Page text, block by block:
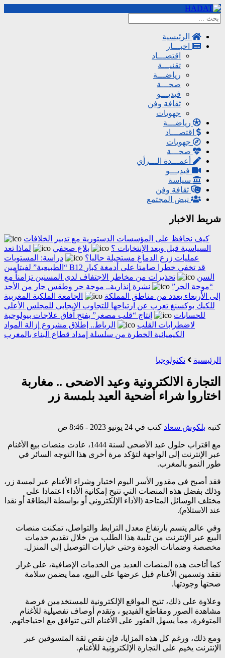
الرئيسية
اخبـــار
اقتصـــاد
تقنيـــة
رياضـــة
صحـــة
فيديـــو
ثقافة وفن
جهويات
رياضـــة
اقتصـــاد
جهويات
صحـــة
أعمـــدة الـــرأي
فيديـــو
سياسة
ثقافة وفن
نبض المجتمع
شريط الاخبار
كيف نحافظ على المؤسسات الدستورية مع تدبير الخلافات
السياسية قبل وبعد الإنتخابات ؟
بلاغ صحفي
لماذا تعد
عمليات زرع الدماغ مستحيلة حاليا؟
دراسة: المستويات
“الطبيعية” لفيتامين B12 قد تخفي خطرا صامتا على أدمغة كبار
السن
تحذيرات من مخاطر الاجتفاف لدى المسنين تزامناً مع
“موجة الحر”
نشرة إنذارية.. موجة حر وطقس حار من الأحد
إلى الأربعاء بعدد من مناطق المملكة
الجامعة الملكية المغربية
للكيك بوكسنغ تعرب عن ارتياحها للتجاوب الإيجابي للمجلس الأعلى
للحسابات
إنتاج “قلب مصغر” يفتح آفاق علاجات بيولوجية
لاضطرابات القلب
الرباط.. إطلاق مشروع إزالة المواد
الكيميائية الخطرة من سلسلة إمداد قطاع البناء بالمغرب
الرئيسية تكنولوجيا
التجارة الالكترونية وعيد الاضحى .. مغاربة
اختاروا شراء أضحية العيد بلمسة زر
كتبه بلكوش سعاد كتب في 24 يونيو 2023 - 8:46 ص
مع اقتراب حلول عيد الأضحى لسنة 1444، عادت منصات بيع الأغنام
عبر الإنترنت إلى الواجهة لتؤكد مرة أخرى هذا التوجه السائر في
طور النمو بالمغرب.
فقد أصبح في مقدور الأسر اليوم اختيار وشراء الأغنام عبر لمسة زر،
وذلك بفضل هذه المنصات التي تتيح إمكانية الأداء اعتمادا على
مختلف الوسائل المتاحة (الأداء الإلكتروني أو بواسطة البطاقة أو نقدا
عند الاستلام).
وفي عالم يتسم بارتفاع معدل الترابط والتواصل، تمكنت منصات
البيع عبر الإنترنت من تلبية هذا الطلب من خلال تقديم خدمات
مخصصة وضمانات الجودة وحتى خيارات التوصيل إلى المنزل.
كما أتاحت هذه المنصات العديد من الخدمات الإضافية، على غرار
تفقد وتسمين الأغنام قبل عرضها على البيع، مما يضمن سلامة
صحتها وجودتها.
وعلاوة على ذلك، تتيح المواقع الإلكترونية للمستخدمين فرصة
مشاهدة الصور ومقاطع الفيديو ، وتقدم أوصاف تفصيلية للأغنام
المتوفرة، مما يسهل العثور على الأغنام التي تتوافق مع احتياجاتهم.
ومع ذلك، ورغم كل هذه المزايا، فإن نقص ثقة المتسوقين عبر
الإنترنت يخيم على التجارة الإلكترونية للأغنام.